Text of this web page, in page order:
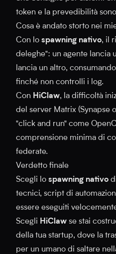
token e la prevedibilità
Cosa è andato storto nei
Con lo spawning nativo, il
deleghe": un agente lancia
lancia un altro,
finché non controlli i log.
Con HiClaw, la difficoltà
del server Matrix (Synapse
"click and run" come
comprensione minima di
federate.
Verdetto finale
Scegli lo spawning nativo
tecnici, script di
essere eseguiti
Scegli HiClaw se stai
della tua startup, dove la
per un umano di saltare